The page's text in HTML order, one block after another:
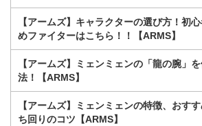
【アームズ】キャラクターの選び方！初
めファイターはこちら！！【ARMS】
【アームズ】ミェンミェンの「龍の腕」
法！【ARMS】
【アームズ】ミェンミェンの特徴、おす
ち回りのコツ【ARMS】